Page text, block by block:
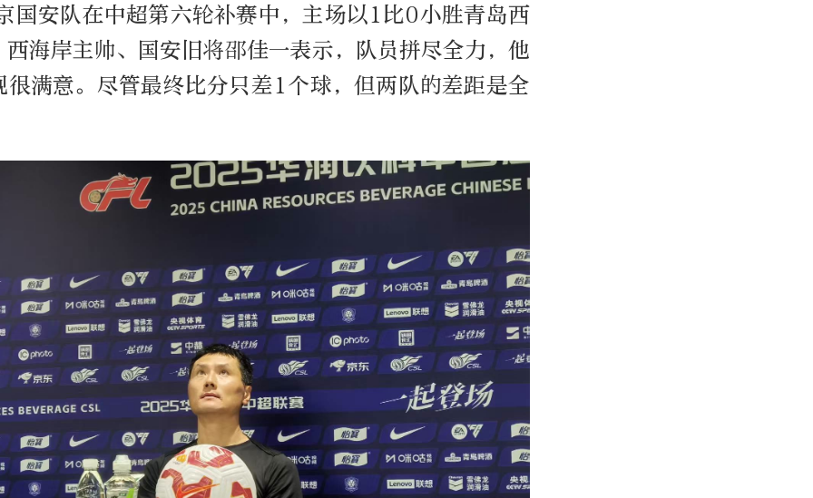
国安队在中超第六轮补赛中，主场以1比0小胜青岛西
海岸主帅、国安旧将邵佳一表示，队员拼尽全力，他
很满意。尽管最终比分只差1个球，但两队的差距是全